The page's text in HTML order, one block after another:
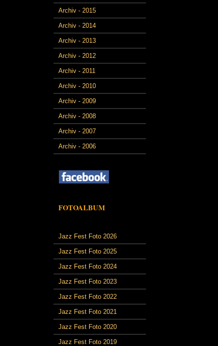
Archiv - 2015
Archiv - 2014
Archiv - 2013
Archiv - 2012
Archiv - 2011
Archiv - 2010
Archiv - 2009
Archiv - 2008
Archiv - 2007
Archiv - 2006
FOTOALBUM
Jazz Fest Foto 2026
Jazz Fest Foto 2025
Jazz Fest Foto 2024
Jazz Fest Foto 2023
Jazz Fest Foto 2022
Jazz Fest Foto 2021
Jazz Fest Foto 2020
Jazz Fest Foto 2019